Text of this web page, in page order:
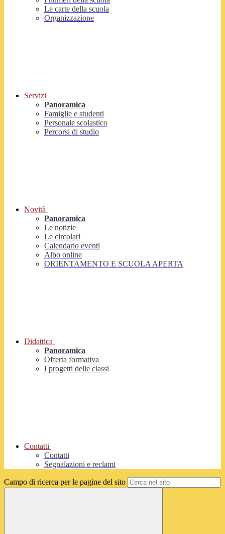
Le carte della scuola
Organizzazione
Servizi
Panoramica
Famiglie e studenti
Personale scolastico
Percorsi di studio
Novità
Panoramica
Le notizie
Le circolari
Calendario eventi
Albo online
ORIENTAMENTO E SCUOLA APERTA
Didattica
Panoramica
Offerta formativa
I progetti delle classi
Contatti
Contatti
Segnalazioni e reclami
Campo di ricerca per le pagine del sito